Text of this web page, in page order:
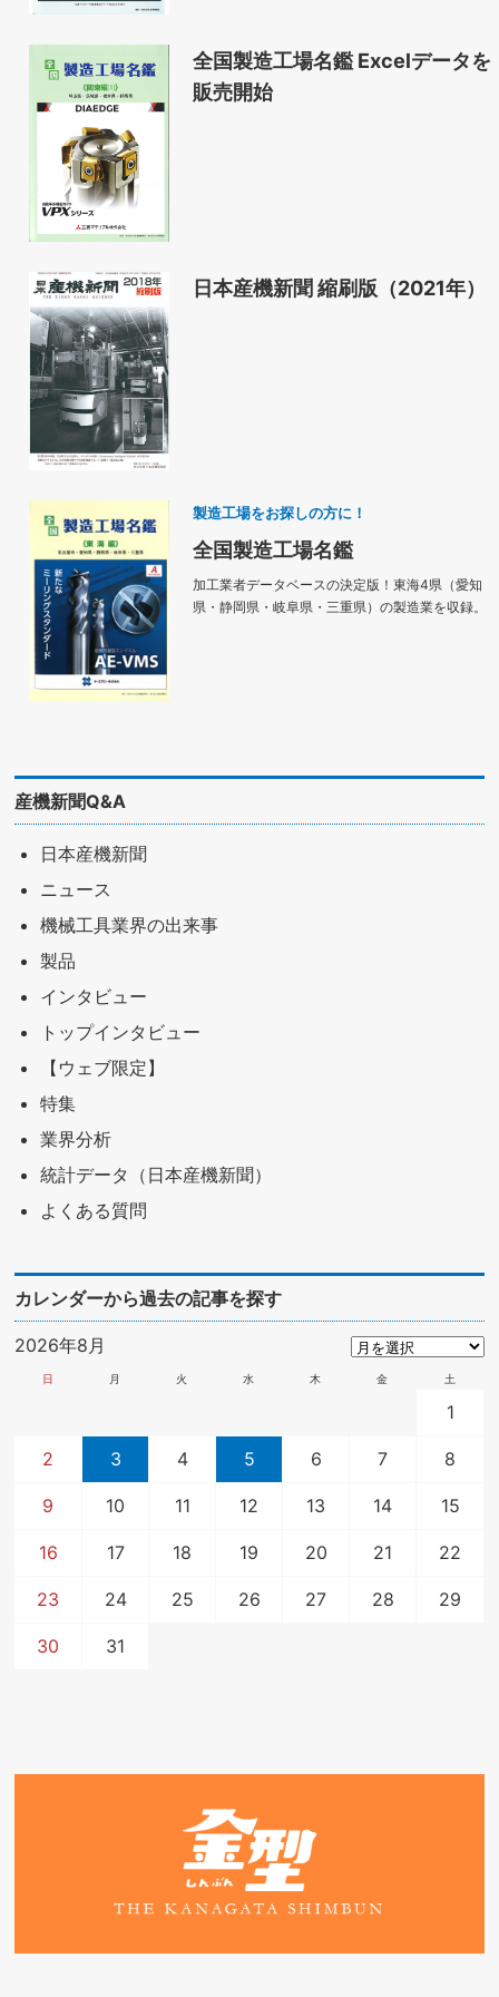
全国製造工場名鑑 Excelデータを
販売開始
日本産機新聞 縮刷版（2021年）
製造工場をお探しの方に！
全国製造工場名鑑
加工業者データベースの決定版！東海4県（愛知
県・静岡県・岐阜県・三重県）の製造業を収録。
産機新聞Q&A
日本産機新聞
ニュース
機械工具業界の出来事
製品
インタビュー
トップインタビュー
【ウェブ限定】
特集
業界分析
統計データ（日本産機新聞）
よくある質問
カレンダーから過去の記事を探す
2026年8月
日 月 火 水 木 金 土
1
2 3 4 5 6 7 8
9 10 11 12 13 14 15
16 17 18 19 20 21 22
23 24 25 26 27 28 29
30 31